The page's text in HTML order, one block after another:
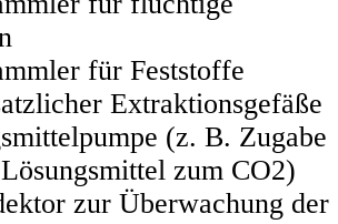
für Feststoffe
Extraktionsgefäße
(z. B. Zugabe
zum CO2)
zur Überwachung der